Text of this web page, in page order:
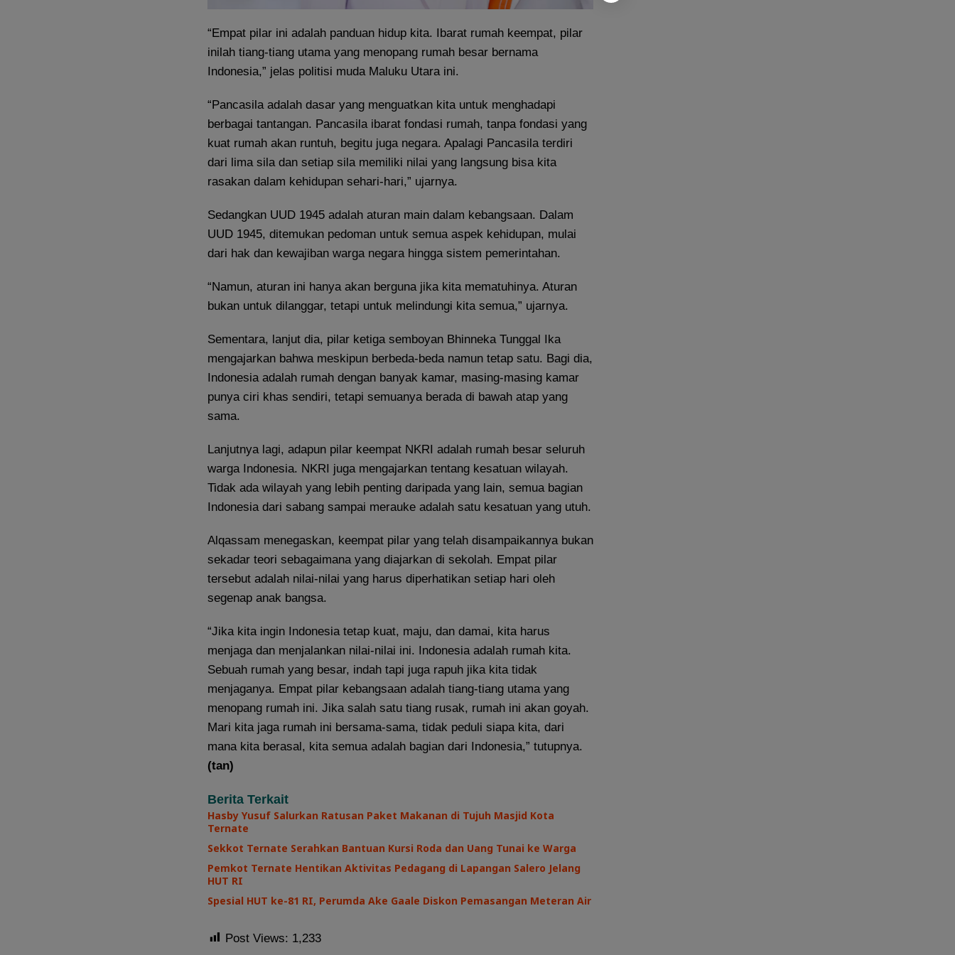
“Empat pilar ini adalah panduan hidup kita. Ibarat rumah keempat, pilar
inilah tiang-tiang utama yang menopang rumah besar bernama
Indonesia,” jelas politisi muda Maluku Utara ini.
“Pancasila adalah dasar yang menguatkan kita untuk menghadapi
berbagai tantangan. Pancasila ibarat fondasi rumah, tanpa fondasi yang
kuat rumah akan runtuh, begitu juga negara. Apalagi Pancasila terdiri
dari lima sila dan setiap sila memiliki nilai yang langsung bisa kita
rasakan dalam kehidupan sehari-hari,” ujarnya.
Sedangkan UUD 1945 adalah aturan main dalam kebangsaan. Dalam
UUD 1945, ditemukan pedoman untuk semua aspek kehidupan, mulai
dari hak dan kewajiban warga negara hingga sistem pemerintahan.
“Namun, aturan ini hanya akan berguna jika kita mematuhinya. Aturan
bukan untuk dilanggar, tetapi untuk melindungi kita semua,” ujarnya.
Sementara, lanjut dia, pilar ketiga semboyan Bhinneka Tunggal Ika
mengajarkan bahwa meskipun berbeda-beda namun tetap satu. Bagi dia,
Indonesia adalah rumah dengan banyak kamar, masing-masing kamar
punya ciri khas sendiri, tetapi semuanya berada di bawah atap yang
sama.
Lanjutnya lagi, adapun pilar keempat NKRI adalah rumah besar seluruh
warga Indonesia. NKRI juga mengajarkan tentang kesatuan wilayah.
Tidak ada wilayah yang lebih penting daripada yang lain, semua bagian
Indonesia dari sabang sampai merauke adalah satu kesatuan yang utuh.
Alqassam menegaskan, keempat pilar yang telah disampaikannya bukan
sekadar teori sebagaimana yang diajarkan di sekolah. Empat pilar
tersebut adalah nilai-nilai yang harus diperhatikan setiap hari oleh
segenap anak bangsa.
“Jika kita ingin Indonesia tetap kuat, maju, dan damai, kita harus
menjaga dan menjalankan nilai-nilai ini. Indonesia adalah rumah kita.
Sebuah rumah yang besar, indah tapi juga rapuh jika kita tidak
menjaganya. Empat pilar kebangsaan adalah tiang-tiang utama yang
menopang rumah ini. Jika salah satu tiang rusak, rumah ini akan goyah.
Mari kita jaga rumah ini bersama-sama, tidak peduli siapa kita, dari
mana kita berasal, kita semua adalah bagian dari Indonesia,” tutupnya.
(tan)
Berita Terkait
Hasby Yusuf Salurkan Ratusan Paket Makanan di Tujuh Masjid Kota
Ternate
Sekkot Ternate Serahkan Bantuan Kursi Roda dan Uang Tunai ke Warga
Pemkot Ternate Hentikan Aktivitas Pedagang di Lapangan Salero Jelang
HUT RI
Spesial HUT ke-81 RI, Perumda Ake Gaale Diskon Pemasangan Meteran Air
Post Views: 1,233